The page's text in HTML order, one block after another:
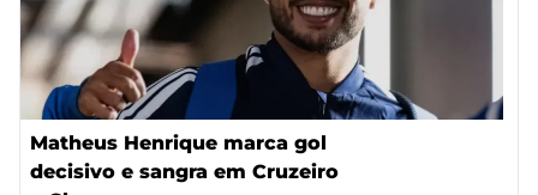
Matheus Henrique marca gol
decisivo e sangra em Cruzeiro